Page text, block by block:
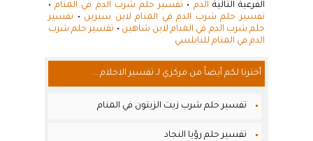
الفرعية التالية الدم • تفسير حلم شرب الدم في المنام•
تفسير حلم شرب الدم في المنام لابن سيرين • تفسير
حلم شرب الدم في المنام لابن شاهين • تفسير حلم شرب
الدم في المنام للنابلسي
أخترنا لكم أيضاً من مركزي لـ تفسير الاحلام ...
تفسير حلم شرب زيت الزيتون في المنام
تفسير حلم رؤيا النجاد